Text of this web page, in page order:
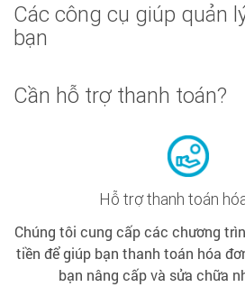
Các công cụ giúp quản
bạn
Cần hỗ trợ thanh toán?
Hỗ trợ thanh toán
Chúng tôi cung cấp các chương
tiền để giúp bạn thanh toán hóa
bạn nâng cấp và sửa chữa